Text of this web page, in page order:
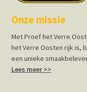
Onze missie
Met Proef het Verre
het Verre Oosten rijk is,
een unieke
Lees meer >>